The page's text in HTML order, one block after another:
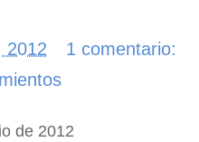
2012
1 comentario:
de 2012